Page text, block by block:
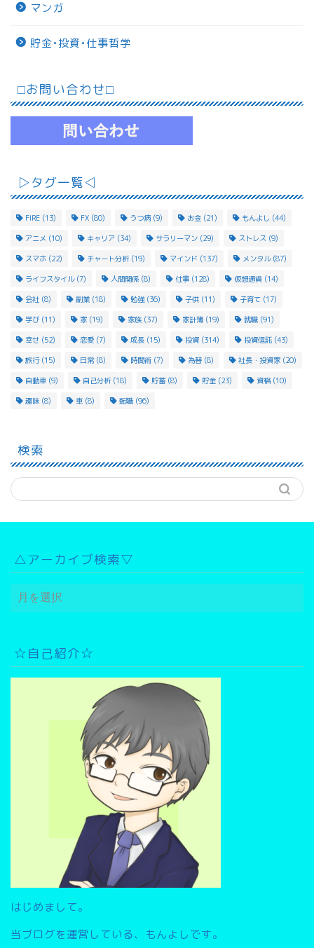
マンガ
貯金•投資•仕事哲学
⬜︎お問い合わせ⬜︎
▷タグ一覧◁
FIRE (13) FX (80) うつ病 (9) お金 (21) もんよし (44)
アニメ (10) キャリア (34) サラリーマン (29) ストレス (9)
スマホ (22) チャート分析 (19) マインド (137) メンタル(87)
ライフスタイル(7) 人間関係 (8) 仕事 (128) 仮想通貨 (14)
会社 (8) 副業 (18) 勉強(36) 子供 (11) 子育て (17)
学び (11) 家 (19) 家族 (37) 家計簿 (19) 就職 (91)
幸せ (52) 恋愛 (7) 成長 (15) 投資 (314) 投資信託 (43)
旅行(15) 日常(8) 時間術 (7) 為替 (8) 社長・投資家 (20)
自動車 (9) 自己分析 (18) 貯蓄 (8) 貯金 (23) 資格(10)
趣味 (8) 車 (8) 転職 (96)
検索
△アーカイブ検索▽
△
ア
イ
ブ
☆自己紹介☆
はじめまして。
当ブログを運営している、もんよしです。